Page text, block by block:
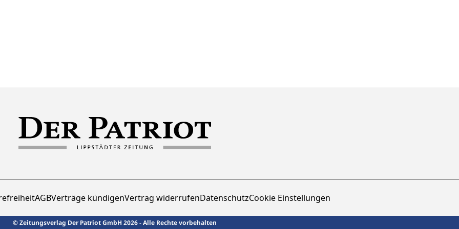
AGBVerträge kündigenVertrag widerrufenDatenschutzCookie Einstellungen
© Zeitungsverlag Der Patriot GmbH 2026 - Alle Rechte vorbehalten